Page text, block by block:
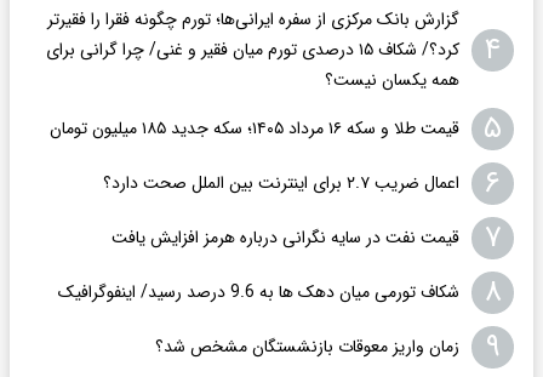
۴
گزارش بانک مرکزی از سفره ایرانی‌ها؛ تورم چگونه فقرا را فقیرتر
کرد؟/ شکاف ۱۵ درصدی تورم میان فقیر و غنی/ چرا گرانی برای
همه یکسان نیست؟
۵ قیمت طلا و سکه ۱۶ مرداد ۱۴۰۵؛ سکه جدید ١٨۵ میلیون تومان
۶ اعمال ضریب ۲.۷ برای اینترنت بین الملل صحت دارد؟
۷ قیمت نفت در سایه نگرانی درباره هرمز افزایش یافت
۸ شکاف تورمی میان دهک ها به 9.6 درصد رسید/ اینفوگرافیک
۹ زمان واریز معوقات بازنشستگان مشخص شد؟